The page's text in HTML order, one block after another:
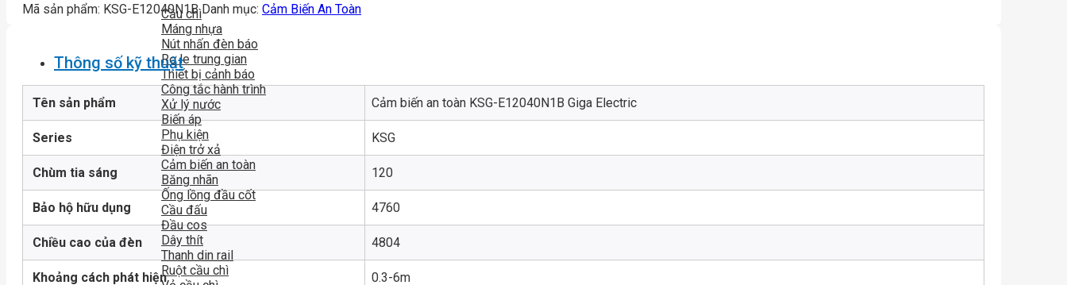
Cầu chì
Máng nhựa
Nút nhấn đèn báo
Rơ le trung gian
Thiết bị cảnh báo
Công tắc hành trình
Xử lý nước
Biến áp
Phụ kiện
Điện trở xả
Cảm biến an toàn
Băng nhãn
Ống lồng đầu cốt
Cầu đấu
Đầu cos
Dây thít
Thanh din rail
Ruột cầu chì
Mã sản phẩm: KSG-E12040N1B Danh mục: Cảm Biến An Toàn
Thông số kỹ thuật
Tên sản phẩm Cảm biến an toàn KSG-E12040N1B Giga Electric
Series KSG
Chùm tia sáng 120
Bảo hộ hữu dụng 4760
Chiều cao của đèn 4804
Khoảng cách phát hiện 0.3-6m